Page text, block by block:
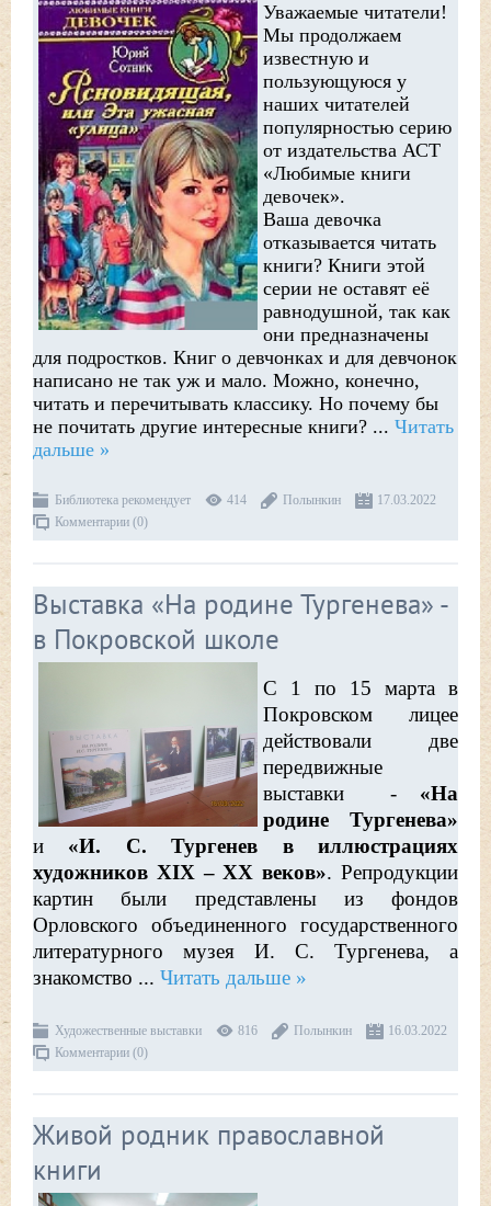
Уважаемые читатели!
Мы продолжаем
известную и
пользующуюся у
наших читателей
популярностью серию
от издательства АСТ
«Любимые книги
девочек».
Ваша девочка
отказывается читать
книги? Книги этой
серии не оставят её
равнодушной, так как
они предназначены
для подростков. Книг о девчонках и для девчонок
написано не так уж и мало. Можно, конечно,
читать и перечитывать классику. Но почему бы
не почитать другие интересные книги? ... Читать
дальше »
Библиотека рекомендует 414 Полынкин
17.03.2022
Комментарии (0)
Выставка «На родине Тургенева» -
в Покровской школе
С 1 по 15 марта в
Покровском лицее
действовали две
передвижные
выставки - «На
родине Тургенева»
и «И. С. Тургенев в иллюстрациях
художников XIX – XX веков». Репродукции
картин были представлены из фондов
Орловского объединенного государственного
литературного музея И. С. Тургенева, а
знакомство ... Читать дальше »
Художественные выставки 816 Полынкин
16.03.2022
Комментарии (0)
Живой родник православной
книги